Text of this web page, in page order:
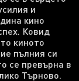
и
кино
Ковид
киното
пълния си
се превърна в
Търново.